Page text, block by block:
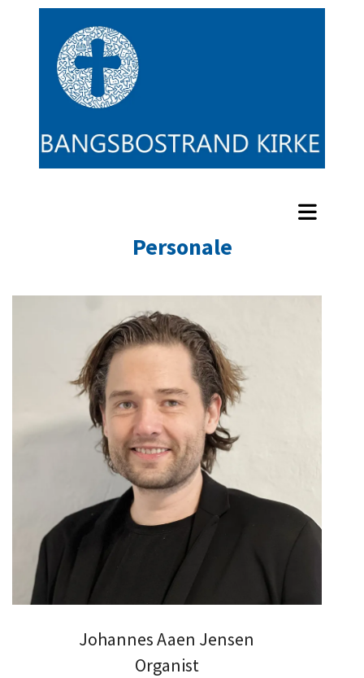
Personale
Johannes Aaen Jensen
Organist